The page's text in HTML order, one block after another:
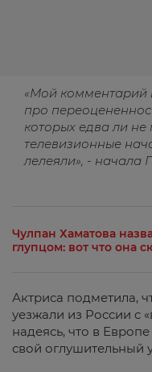
«Мой комментарий
про
которых едва ли не
телевизионные
лелеяли», - начала
Чулпан Хаматова
глупцом: вот что она
Актриса подметила,
уезжали из России с
надеясь, что в
свой оглушительный